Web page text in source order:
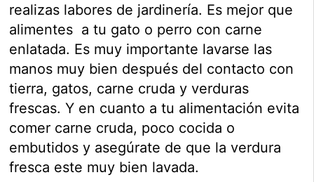
realizas labores de jardinería. Es mejor que
alimentes a tu gato o perro con carne
enlatada. Es muy importante lavarse las
manos muy bien después del contacto con
tierra, gatos, carne cruda y verduras
frescas. Y en cuanto a tu alimentación evita
comer carne cruda, poco cocida o
embutidos y asegúrate de que la verdura
fresca este muy bien lavada.